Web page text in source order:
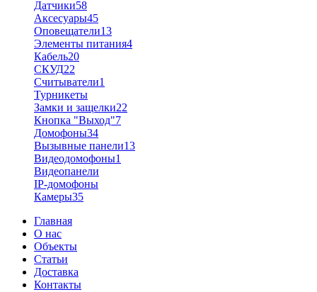
Датчики58
Аксесуары45
Оповещатели13
Элементы питания4
Кабель20
СКУД22
Считыватели1
Турникеты
Замки и защелки22
Кнопка "Выход"7
Домофоны34
Вызывные панели13
Видеодомофоны1
Видеопанели
IP-домофоны
Камеры35
Главная
О нас
Объекты
Статьи
Доставка
Контакты